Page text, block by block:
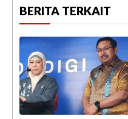
BERITA TERKAIT